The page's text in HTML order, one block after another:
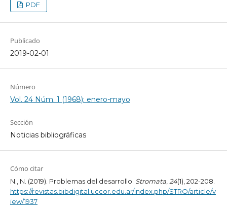
PDF
Publicado
2019-02-01
Número
Vol. 24 Núm. 1 (1968): enero-mayo
Sección
Noticias bibliográficas
Cómo citar
N., N. (2019). Problemas del desarrollo. Stromata,24(1), 202-208.
https://revistas.bibdigital.uccor.edu.ar/index.php/STRO/article/v
iew/1937